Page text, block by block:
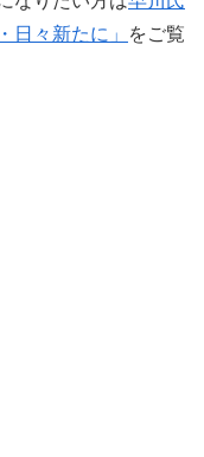
日々新たに」
をご覧